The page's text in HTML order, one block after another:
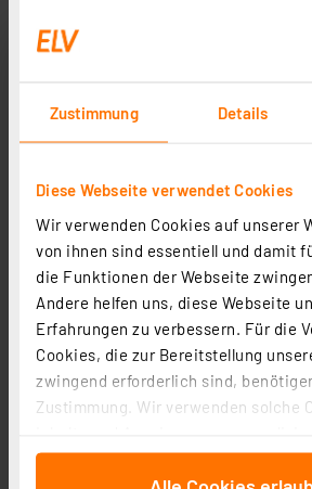
Zustimmung Details
Diese Webseite verwendet Cookies
Wir verwenden Cookies auf unserer
von ihnen sind essentiell und damit
die Funktionen der Webseite
Andere helfen uns, diese Webseite
Erfahrungen zu verbessern. Für die
Cookies, die zur Bereitstellung
zwingend erforderlich sind,
Zustimmung. Wir verwenden solche
für soziale Medien anbieten zu
auf unsere Website zu analysieren.
ELV Bausatz Lesekopf mit USB-
digitale Zähler USB-IEC
Artikel-Nr. 155523
2 (10)